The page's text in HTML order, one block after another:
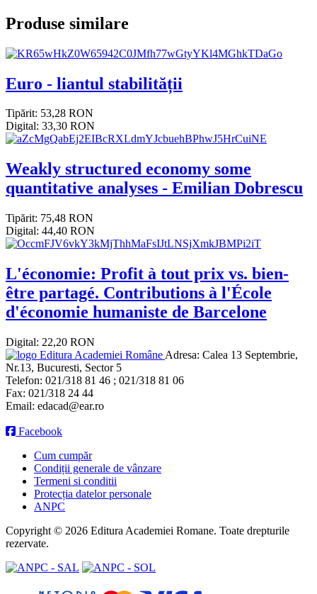
Produse similare
Euro - liantul stabilității
Tipărit: 53,28 RON
Digital: 33,30 RON
Weakly structured economy some
quantitative analyses - Emilian Dobrescu
Tipărit: 75,48 RON
Digital: 44,40 RON
L'économie: Profit à tout prix vs. bien-
être partagé. Contributions à l'École
d'économie humaniste de Barcelone
Digital: 22,20 RON
Editura Academiei Române Adresa: Calea 13 Septembrie,
Nr.13, Bucuresti, Sector 5
Telefon: 021/318 81 46 ; 021/318 81 06
Fax: 021/318 24 44
Email: edacad@ear.ro
Facebook
Cum cumpăr
Condiții generale de vânzare
Termeni si conditii
Protecția datelor personale
ANPC
Copyright © 2026 Editura Academiei Romane. Toate drepturile
rezervate.